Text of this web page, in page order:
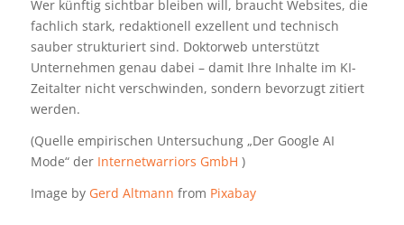
Wer künftig sichtbar bleiben will, braucht Websites, die
fachlich stark, redaktionell exzellent und technisch
sauber strukturiert sind. Doktorweb unterstützt
Unternehmen genau dabei – damit Ihre Inhalte im KI-
Zeitalter nicht verschwinden, sondern bevorzugt zitiert
werden.
(Quelle empirischen Untersuchung „Der Google AI
Mode“ der Internetwarriors GmbH )
Image by Gerd Altmann from Pixabay